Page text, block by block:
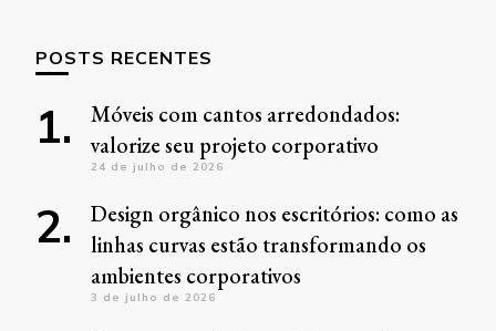
POSTS RECENTES
Móveis com cantos arredondados:
valorize seu projeto corporativo
24 de julho de 2026
Design orgânico nos escritórios: como as
linhas curvas estão transformando os
ambientes corporativos
3 de julho de 2026